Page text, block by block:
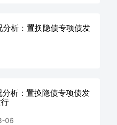
析：置换隐债专项债发
析：置换隐债专项债发
06